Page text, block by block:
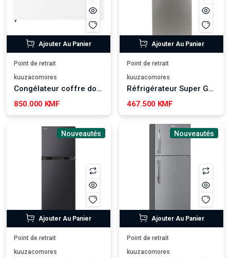
Ajouter Au Panier
Point de retrait
kuuzacomores
Congélateur coffre double porte 708 L Geepas - GCF8016WAH
850.000 KMF
Ajouter Au Panier
Point de retrait
kuuzacomores
Réfrigérateur Super Général 252 L - SGR 435MNG
467.500 KMF
Nouveautés
Ajouter Au Panier
Point de retrait
kuuzacomores
Nouveautés
Ajouter Au Panier
Point de retrait
kuuzacomores